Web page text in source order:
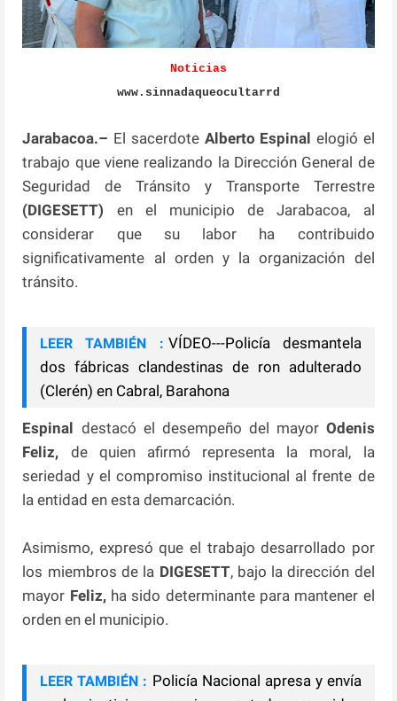
Noticias
www.sinnadaqueocultarrd
Jarabacoa.– El sacerdoteAlberto Espinal elogió el
trabajo que viene realizando la Dirección General de
Seguridad de Tránsito y Transporte Terrestre
(DIGESETT) en el municipio de Jarabacoa, al
considerar que su labor ha contribuido
significativamente al orden y la organización del
tránsito.
LEER TAMBIÉN : VÍDEO---Policía desmantela
dos fábricas clandestinas de ron adulterado
(Clerén) en Cabral, Barahona
Espinal destacó el desempeño del mayor Odenis
Feliz, de quien afirmó representa la moral, la
seriedad y el compromiso institucional al frente de
la entidad en esta demarcación.
Asimismo, expresó que el trabajo desarrollado por
los miembros de la DIGESETT, bajo la dirección del
mayor Feliz,ha sido determinante para mantener el
orden en el municipio.
LEER TAMBIÉN : Policía Nacional apresa y envía